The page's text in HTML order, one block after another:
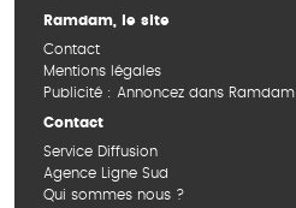
Ramdam, le site
Contact
Mentions légales
Publicité : Annoncez dans Ramdam
Contact
Service Diffusion
Agence Ligne Sud
Qui sommes nous ?